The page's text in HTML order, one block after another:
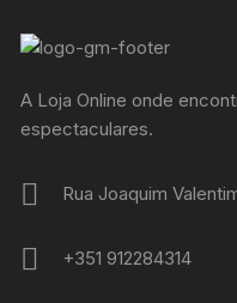
A Loja Online onde
espectaculares.
Rua Joaquim
+351 912284314